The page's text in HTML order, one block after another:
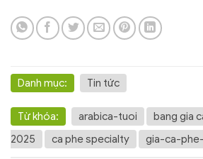
Danh mục: Tin tức
Từ khóa: arabica-tuoi bang gia
2025
ca phe specialty gia-ca-